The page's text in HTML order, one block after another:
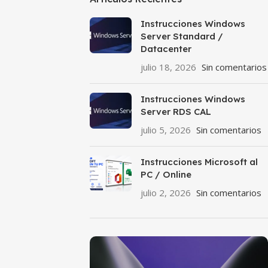
Instrucciones Windows
Server Standard /
Datacenter
julio 18, 2026 Sin comentarios
Instrucciones Windows
Server RDS CAL
julio 5, 2026 Sin comentarios
Instrucciones Microsoft al
PC / Online
julio 2, 2026 Sin comentarios